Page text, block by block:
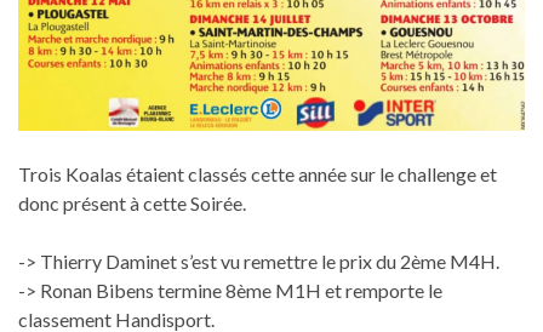
Trois Koalas étaient classés cette année sur le challenge et
donc présent à cette Soirée.
-> Thierry Daminet s’est vu remettre le prix du 2ème M4H.
-> Ronan Bibens termine 8ème M1H et remporte le
classement Handisport.